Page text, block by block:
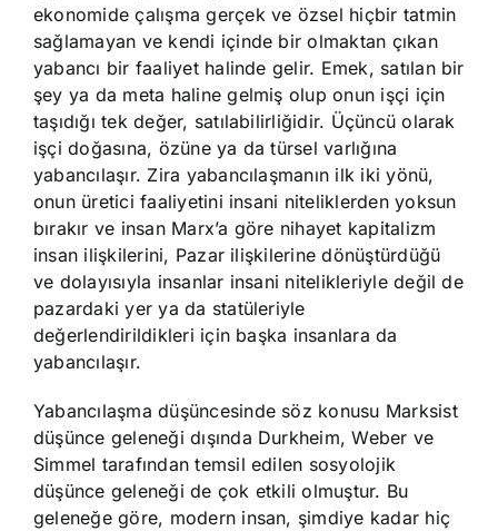
ekonomide çalışma gerçek ve özsel hiçbir tatmin
sağlamayan ve kendi içinde bir olmaktan çıkan
yabancı bir faaliyet halinde gelir. Emek, satılan bir
şey ya da meta haline gelmiş olup onun işçi için
taşıdığı tek değer, satılabilirliğidir. Üçüncü olarak
işçi doğasına, özüne ya da türsel varlığına
yabancılaşır. Zira yabancılaşmanın ilk iki yönü,
onun üretici faaliyetini insani niteliklerden yoksun
bırakır ve insan Marx’a göre nihayet kapitalizm
insan ilişkilerini, Pazar ilişkilerine dönüştürdüğü
ve dolayısıyla insanlar insani nitelikleriyle değil de
pazardaki yer ya da statüleriyle
değerlendirildikleri için başka insanlara da
yabancılaşır.
Yabancılaşma düşüncesinde söz konusu Marksist
düşünce geleneği dışında Durkheim, Weber ve
Simmel tarafından temsil edilen sosyolojik
düşünce geleneği de çok etkili olmuştur. Bu
geleneğe göre, modern insan, şimdiye kadar hiç